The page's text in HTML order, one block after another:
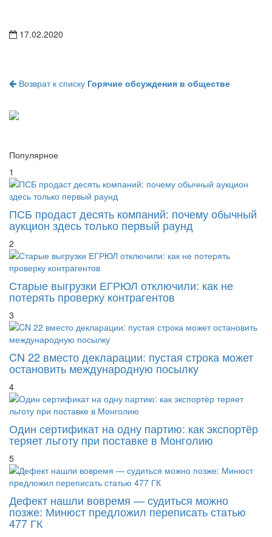
17.02.2020
Возврат к списку Горячие обсуждения в обществе
Популярное
1
ПСБ продаст десять компаний: почему обычный
аукцион здесь только первый раунд
2
Старые выгрузки ЕГРЮЛ отключили: как не
потерять проверку контрагентов
3
CN 22 вместо декларации: пустая строка может
остановить международную посылку
4
Один сертификат на одну партию: как экспортёр
теряет льготу при поставке в Монголию
5
Дефект нашли вовремя — судиться можно
позже: Минюст предложил переписать статью
477 ГК